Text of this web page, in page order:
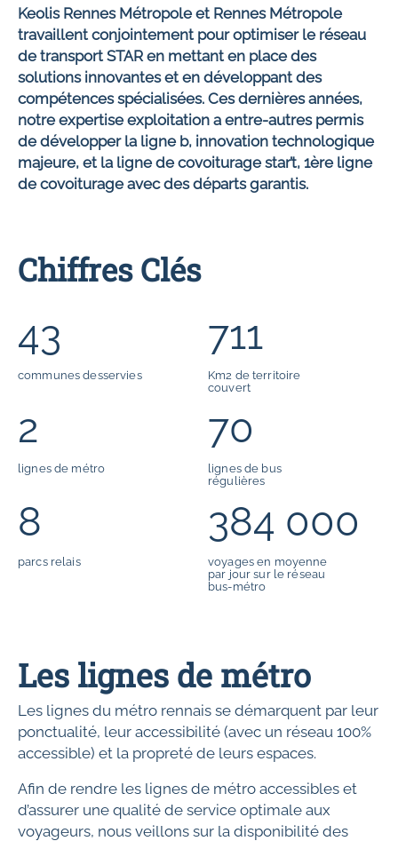
Keolis Rennes Métropole et Rennes Métropole
travaillent conjointement pour optimiser le réseau
de transport STAR en mettant en place des
solutions innovantes et en développant des
compétences spécialisées. Ces dernières années,
notre expertise exploitation a entre-autres permis
de développer la ligne b, innovation technologique
majeure, et la ligne de covoiturage star’t, 1ère ligne
de covoiturage avec des départs garantis.
Chiffres Clés
43
communes desservies
711
Km2 de territoire
couvert
2
lignes de métro
70
lignes de bus
régulières
8
parcs relais
384 000
voyages en moyenne
par jour sur le réseau
bus-métro
Les lignes de métro
Les lignes du métro rennais se démarquent par leur
ponctualité, leur accessibilité (avec un réseau 100%
accessible) et la propreté de leurs espaces.
Afin de rendre les lignes de métro accessibles et
d’assurer une qualité de service optimale aux
voyageurs, nous veillons sur la disponibilité des